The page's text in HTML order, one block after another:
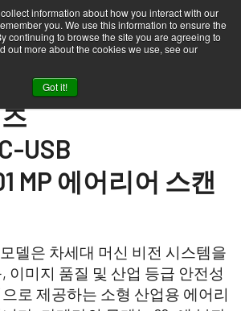
information about how you interact with our
you. We use this information to ensure the
continuing to browse the site you are agreeing to
out more about the cookies we use, see our
Got it!
USB
MP 에어리어 스캔
모델은 차세대 머신 비전 시스템을
이미지 품질 및 산업 등급 안전성
로 제공하는 소형 산업용 에어리